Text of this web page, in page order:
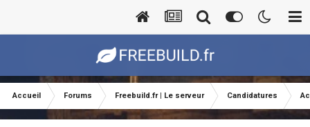
Accueil Forums Freebuild.fr | Le serveur Candidatures